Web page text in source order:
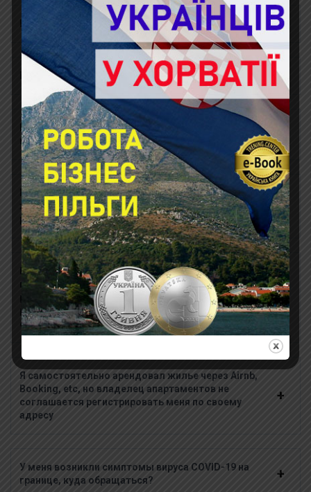
Въезд в Хорватию
Если мне негде жить в Хорватии?
Где находятся Центры приема для
перемещенных лиц
Если я планирую самостоятельно арендовать
жилье или остановиться у друзей,
родственников?
Меня уже зарегистрировала пограничная
полиция, нужно ли после поселения снова
регистрироваться в полиции? Особенности
регистрации места проживания для получения
статуса временной защиты.
Я самостоятельно арендовал жилье через Airnb,
Booking, etc, но владелец апартаментов не
соглашается регистрировать меня по своему
адресу
У меня возникли симптомы вируса COVID-19 на
границе, куда обращаться?